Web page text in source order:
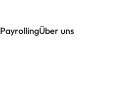
PayrollingÜber uns